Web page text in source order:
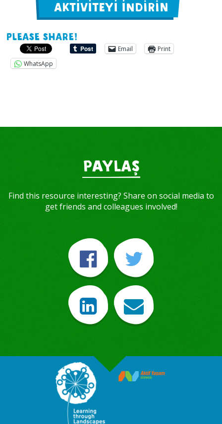
AKTİVİTEYİ İNDİRİN
Please share!
Email
Print
WhatsApp
PAYLAŞ
Find this resource interesting? Share on social media to
get friends and colleagues involved!